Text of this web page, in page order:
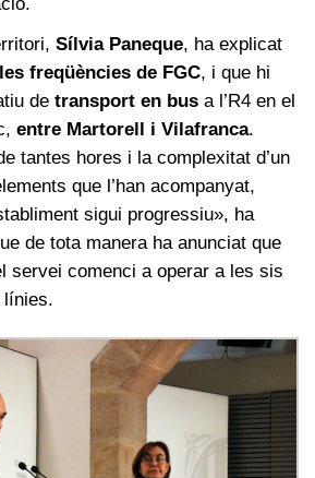
Sílvia Paneque, ha explicat
freqüències de FGC, i que hi
de transport en bus a l’R4 en el
entre Martorell i Vilafranca.
tantes hores i la complexitat d’un
que l’han acompanyat,
sigui progressiu», ha
de tota manera ha anunciat que
servei comenci a operar a les sis
línies.